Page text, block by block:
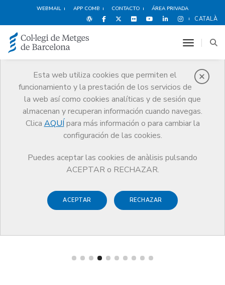
WEBMAIL APP COMB CONTACTO ÁREA PRIVADA
CATALÀ
Esta web utiliza cookies que permiten el
funcionamiento y la prestación de los servicios de
la web así como cookies analíticas y de sesión que
almacenan y recuperan información cuando navegas.
Clica AQUÍ para más información o para cambiar la
configuración de las cookies.
Puedes aceptar las cookies de anàlisis pulsando
ACEPTAR o RECHAZAR.
ACEPTAR RECHAZAR
toggle
Ventajas y
descuentos
Servicios Otros servicios
Ventajas y descuentos